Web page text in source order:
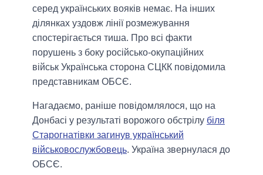
серед українських вояків немає. На інших
ділянках уздовж лінії розмежування
спостерігається тиша. Про всі факти
порушень з боку російсько-окупаційних
військ Українська сторона СЦКК повідомила
представникам ОБСЄ.
Нагадаємо, раніше повідомлялося, що на
Донбасі у результаті ворожого обстрілу біля
Старогнатівки загинув український
військовослужбовець. Україна звернулася до
ОБСЄ.